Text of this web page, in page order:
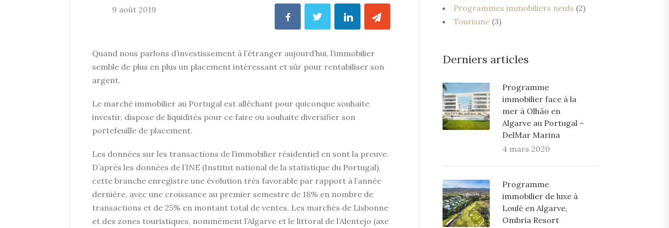
9 août 2019
Quand nous parlons d’investissement à l’étranger aujourd’hui, l’immobilier
semble de plus en plus un placement intéressant et sûr pour rentabiliser son
argent.
Le marché immobilier au Portugal est alléchant pour quiconque souhaite
investir, dispose de liquidités pour ce faire ou souhaite diversifier son
portefeuille de placement.
Les données sur les transactions de l’immobilier résidentiel en sont la preuve.
D’après les données de l’INE (Institut national de la statistique du Portugal),
cette branche enregistre une évolution très favorable par rapport à l’année
dernière, avec une croissance au premier semestre de 18% en nombre de
transactions et de 25% en montant total de ventes. Les marchés de Lisbonne
et des zones touristiques, nommément l’Algarve et le littoral de l’Alentejo (axe
Programmes immobiliers neufs (2)
Tourisme(3)
Derniers articles
Programme
immobilier face à la
mer à Olhão en
Algarve au Portugal –
DelMar Marina
4 mars 2020
Programme
immobilier de luxe à
Loulé en Algarve,
Ombria Resort